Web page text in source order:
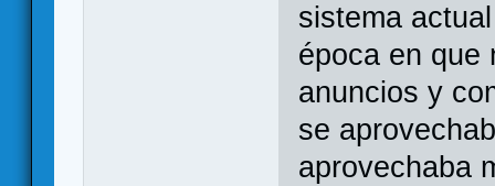
sistema
época en que
anuncios y
se
aprovechaba